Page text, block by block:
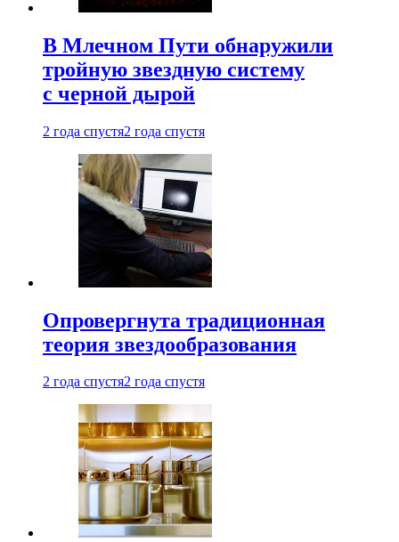
В Млечном Пути обнаружили
тройную звездную систему
с черной дырой
2 года спустя2 года спустя
Опровергнута традиционная
теория звездообразования
2 года спустя2 года спустя